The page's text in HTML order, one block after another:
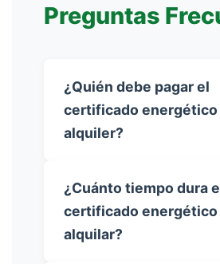
Preguntas
¿Quién debe pagar el
certificado energético
alquiler?
¿Cuánto tiempo dura
certificado energético
alquilar?